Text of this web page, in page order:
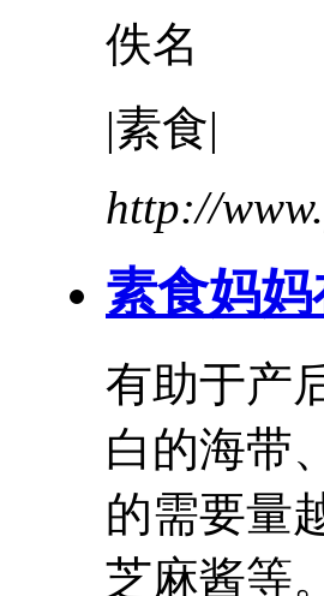
佚名
|素食|
http://
素食妈
有助于产
白的海带
的需要量
芝麻酱